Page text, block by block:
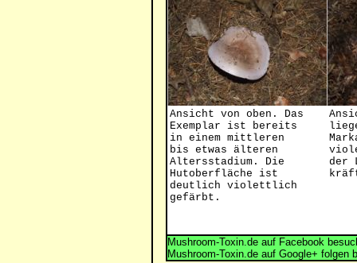
Ansicht von oben. Das
Exemplar ist bereits
in einem mittleren
bis etwas älteren
Altersstadium. Die
Hutoberfläche ist
deutlich violettlich
gefärbt.
der
Mushroom-Toxin.de auf Facebook
Mushroom-Toxin.de auf Google+ folgen